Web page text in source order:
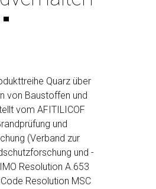
Quarz über
von Baustoffen und
vom AFITILICOF
und
(Verband zur
und -
Resolution A.653
Resolution MSC